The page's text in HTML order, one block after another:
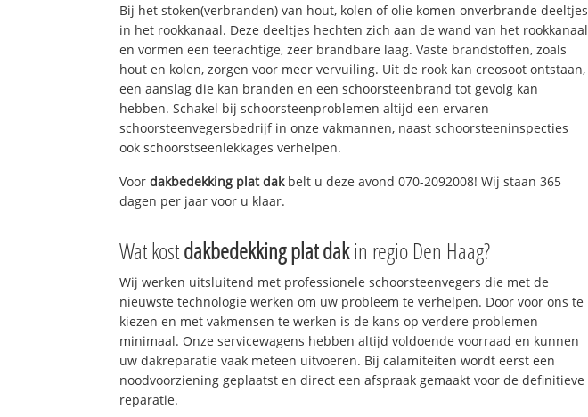
Bij het stoken(verbranden) van hout, kolen of olie komen onverbrande deeltjes
in het rookkanaal. Deze deeltjes hechten zich aan de wand van het rookkanaal
en vormen een teerachtige, zeer brandbare laag. Vaste brandstoffen, zoals
hout en kolen, zorgen voor meer vervuiling. Uit de rook kan creosoot ontstaan,
een aanslag die kan branden en een schoorsteenbrand tot gevolg kan
hebben. Schakel bij schoorsteenproblemen altijd een ervaren
schoorsteenvegersbedrijf in onze vakmannen, naast schoorsteeninspecties
ook schoorstseenlekkages verhelpen.
Voordakbedekking plat dakbelt u deze avond 070-2092008! Wij staan 365
dagen per jaar voor u klaar.
Wat kostdakbedekking plat dakin regio Den Haag?
Wij werken uitsluitend met professionele schoorsteenvegers die met de
nieuwste technologie werken om uw probleem te verhelpen. Door voor ons te
kiezen en met vakmensen te werken is de kans op verdere problemen
minimaal. Onze servicewagens hebben altijd voldoende voorraad en kunnen
uw dakreparatie vaak meteen uitvoeren. Bij calamiteiten wordt eerst een
noodvoorziening geplaatst en direct een afspraak gemaakt voor de definitieve
reparatie.